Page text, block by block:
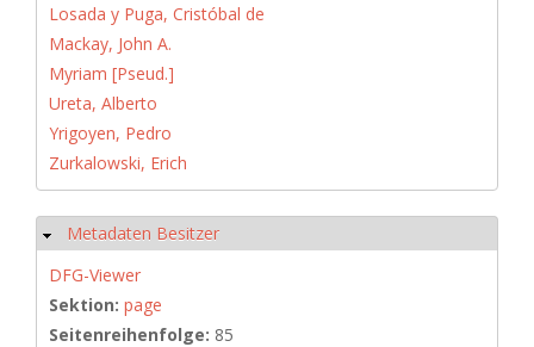
Losada y Puga, Cristóbal de
Mackay, John A.
Myriam [Pseud.]
Ureta, Alberto
Yrigoyen, Pedro
Zurkalowski, Erich
Hide
Metadaten Besitzer
DFG-Viewer
Sektion: page
Seitenreihenfolge: 85